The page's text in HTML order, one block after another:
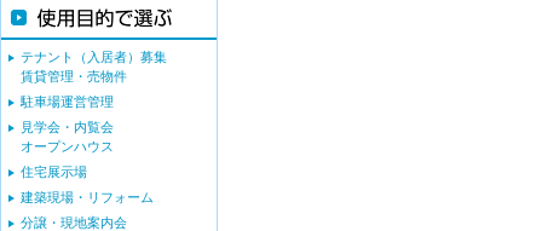
テナント（入居者）募集
賃貸管理・売物件
駐車場運営管理
見学会・内覧会
オープンハウス
住宅展示場
建築現場・リフォーム
分譲・現地案内会